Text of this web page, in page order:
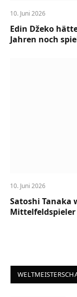
10. Juni 2026
Edin Džeko
Jahren noch
10. Juni 2026
Satoshi Tanaka